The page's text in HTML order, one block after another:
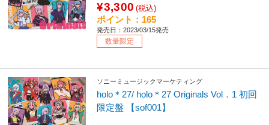
¥3,300 (税込)
ポイント：165
発売日：2023/03/15発売
数量限定
ソニーミュージックマーケティング
holo＊27/ holo＊27 Originals Vol．1 初回
限定盤 【sof001】